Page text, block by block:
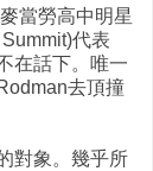
當勞高中明星
代表
在話下。唯一
去頂撞
對象。幾乎所